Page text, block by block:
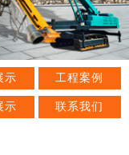
示 工程案例
示 联系我们